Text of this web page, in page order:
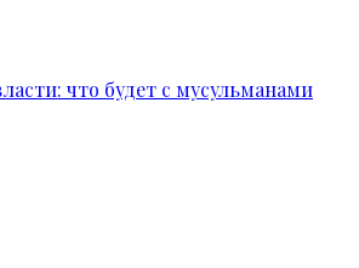
что будет с мусульманами